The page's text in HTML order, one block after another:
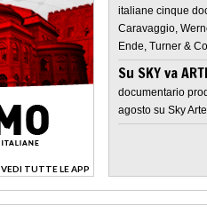
VEDI TUTTE LE APP
>
italiane cinque
Caravaggio,
Ende, Turner &
Su SKY va
documentario
agosto su Sky Arte